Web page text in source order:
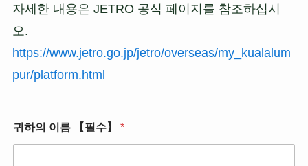
자세한 내용은 JETRO 공식 페이지를 참조하십시
오.
https://www.jetro.go.jp/jetro/overseas/my_kualalum
pur/platform.html
귀하의 이름 【필수】 *